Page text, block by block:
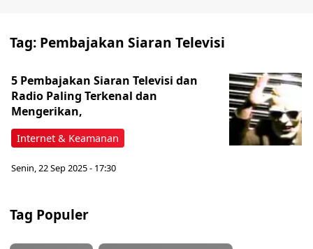
Tag: Pembajakan Siaran Televisi
Internet & Keamanan
5 Pembajakan Siaran Televisi dan
Radio Paling Terkenal dan
Mengerikan,
Senin, 22 Sep 2025 - 17:30
Tag Populer